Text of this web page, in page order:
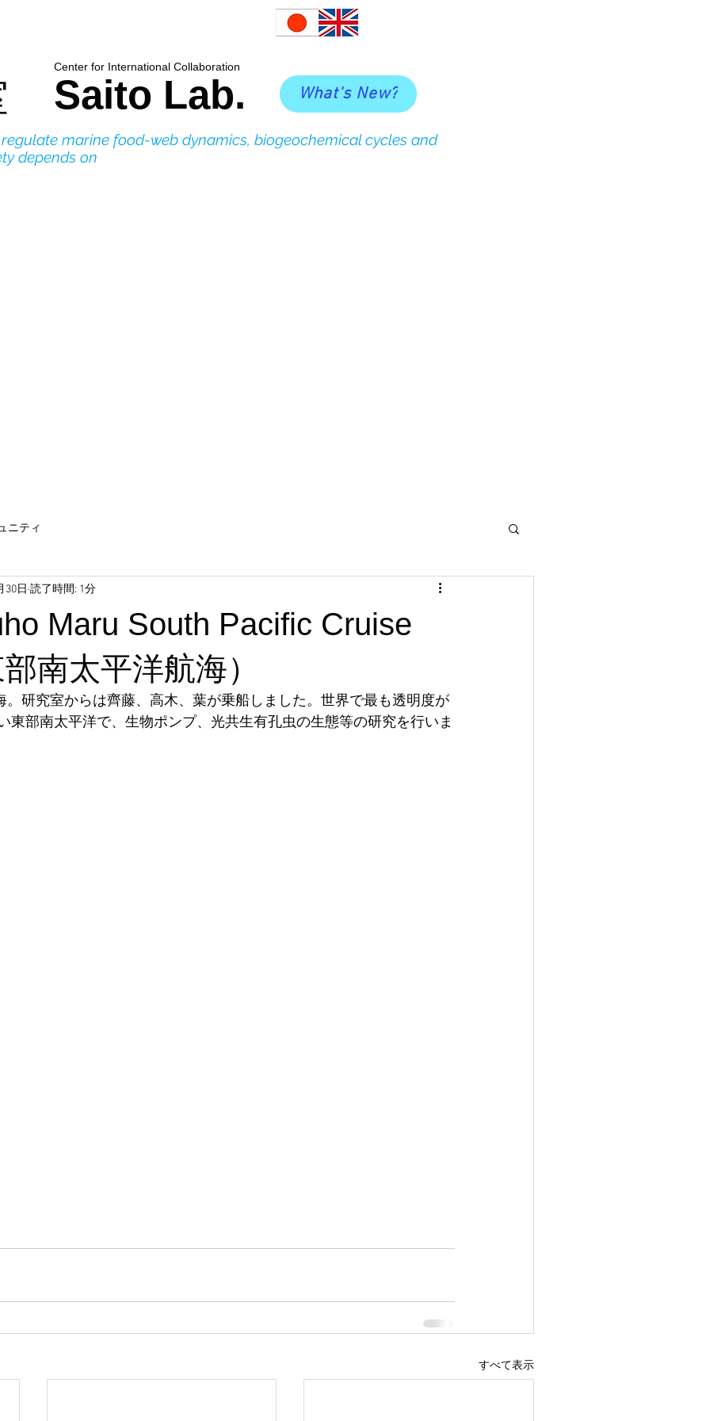
​Center for International Collaboration
Saito Lab. What's New?
marine food-web dynamics, biogeochemical cycles and
depends on
ニティ
Maru South Pacific Cruise
南太平洋航海）
30日 読了時間: 1分
。研究室からは齊藤、高木、葉が乗船しました。世界で最も透明度が
東部南太平洋で、生物ポンプ、光共生有孔虫の生態等の研究を行いま
すべて表示